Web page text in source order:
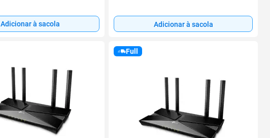
Adicionar à sacola Adicionar à sacola
Full